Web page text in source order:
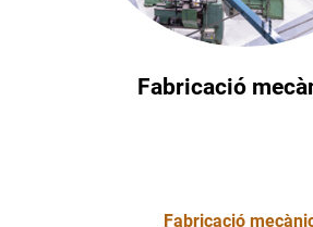
Fabricació
Fabricació